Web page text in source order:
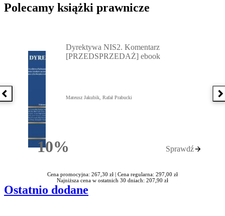
Polecamy książki prawnicze
Poprzednia książka
10%Rabatu
Dyrektywa NIS2. Komentarz
[PRZEDSPRZEDAŻ] ebook
Mateusz Jakubik, Rafał Prabucki
Sprawdź
Cena promocyjna: 267,30 zł | Cena regularna: 297,00 zł
Najniższa cena w ostatnich 30 dniach: 207,90 zł
Ostatnio dodane